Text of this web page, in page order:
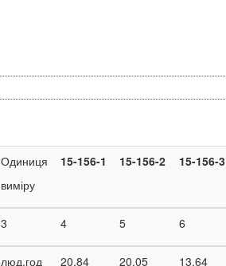
Одиниця
виміру
15-156-1 15-156-2 15-156-3
3 4 5 6
люд.год 20,84 20,05 13,64